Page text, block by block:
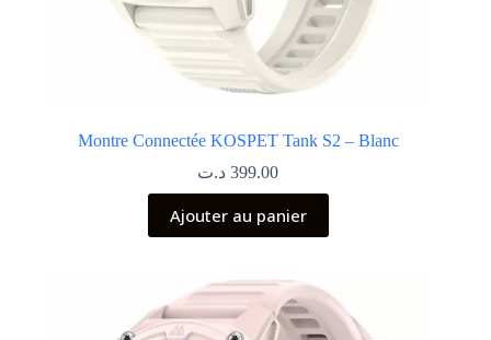
Montre Connectée KOSPET Tank S2 – Blanc
399.00 د.ت
Ajouter au panier